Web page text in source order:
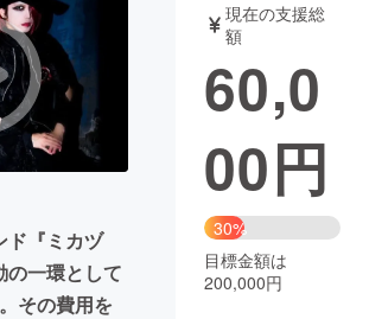
ジー・ガジェット
映画 書籍・雑誌
・起業 チャレンジ
り・地域活性化
for Social Good
CAMPFIRE Creation
ド『ミカヅ
の一環として
その費用を
現在の支援総
額
60,0
00円
30%
目標金額は
200,000円